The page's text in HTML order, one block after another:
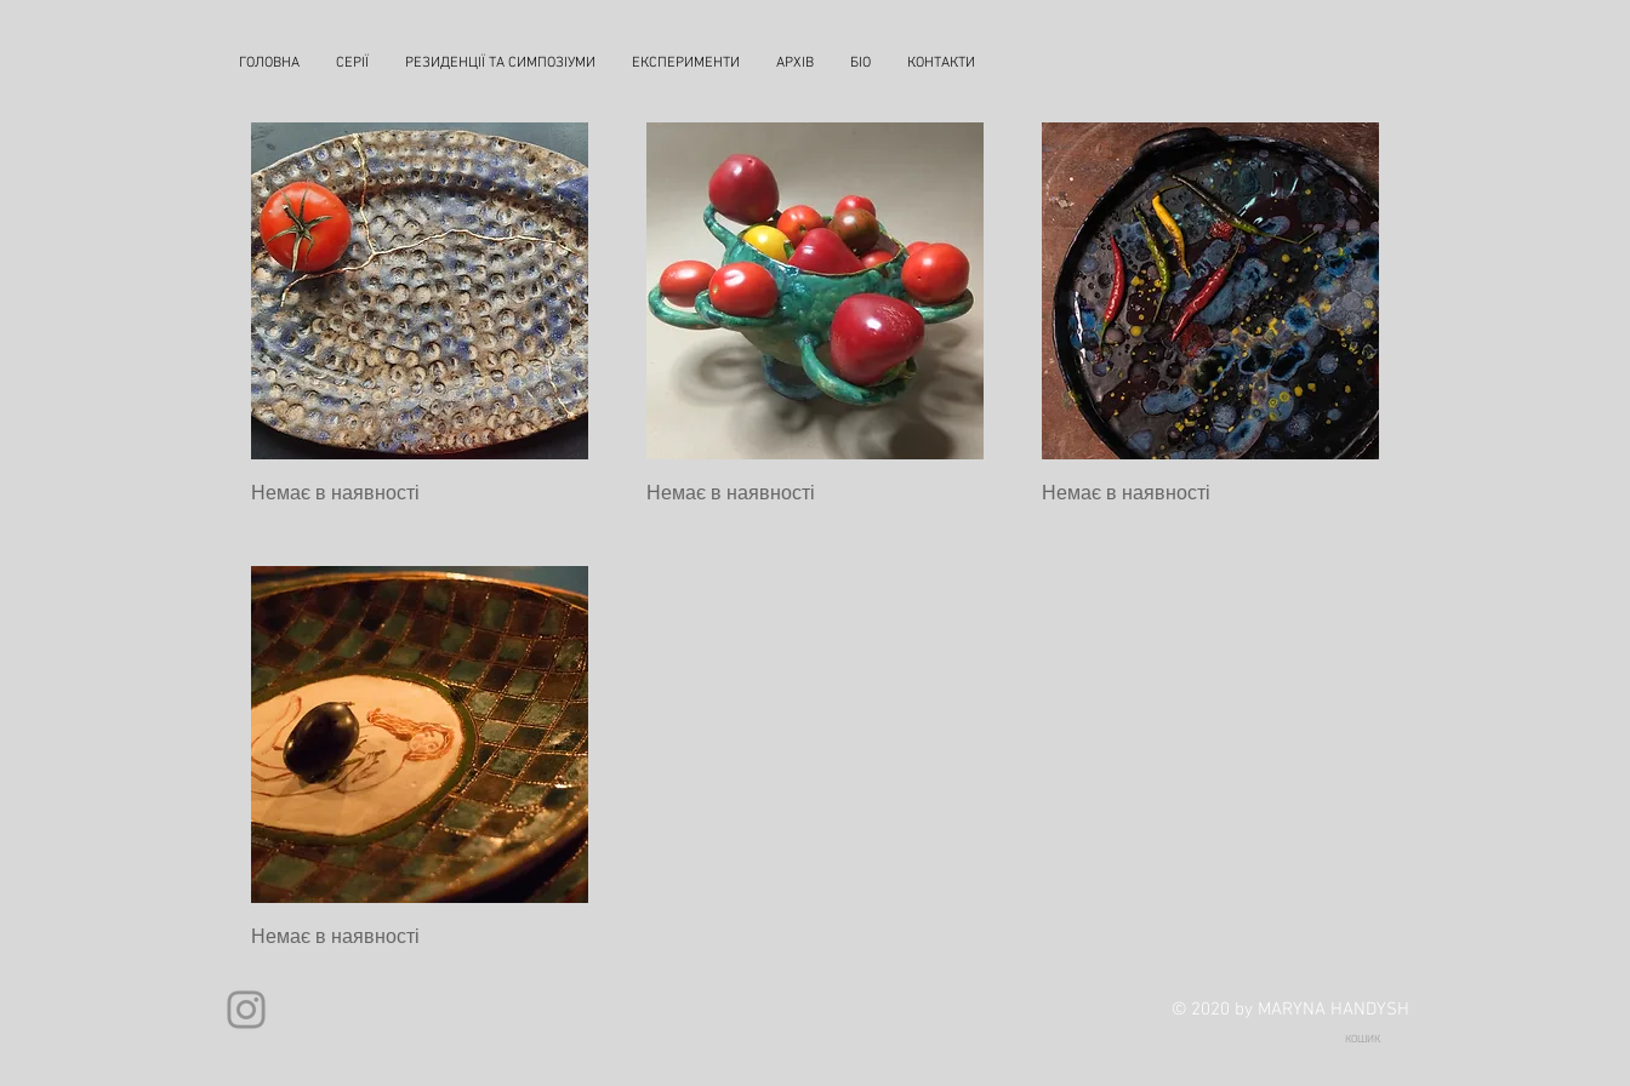
ГОЛОВНА СЕРІЇ РЕЗИДЕНЦІЇ ТА СИМПОЗІУМИ ЕКСПЕРИМЕНТИ АРХІВ БІО КОНТАКТИ
Швидкий перегляд
Kincugi
Немає в наявності Швидкий перегляд
BOWL
Немає в наявності Швидкий перегляд
MILKY
WAY
Немає в наявності
Швидкий перегляд
FAIRY
TALES
Немає в наявності
© 2020 by MARYNA HANDYSH
КОШИК